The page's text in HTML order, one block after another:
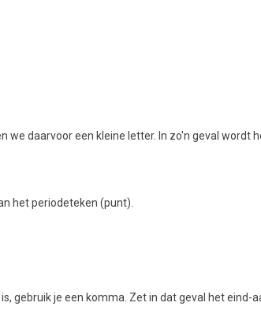
daarvoor een kleine letter. In zo'n geval wordt
het periodeteken (punt).
gebruik je een komma. Zet in dat geval het eind-